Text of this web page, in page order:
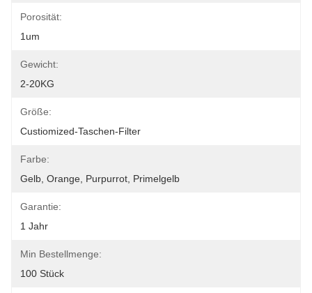
Porosität:
1um
Gewicht:
2-20KG
Größe:
Custiomized-Taschen-Filter
Farbe:
Gelb, Orange, Purpurrot, Primelgelb
Garantie:
1 Jahr
Min Bestellmenge:
100 Stück